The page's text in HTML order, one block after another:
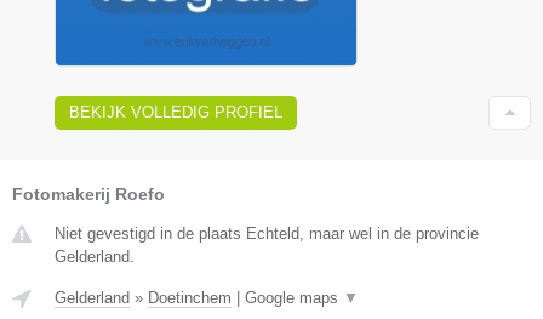
BEKIJK VOLLEDIG PROFIEL
Fotomakerij Roefo
Niet gevestigd in de plaats Echteld, maar wel in de provincie
Gelderland.
Gelderland » Doetinchem Google maps ▼